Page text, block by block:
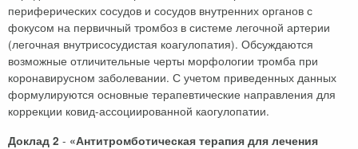
периферических сосудов и сосудов внутренних органов с
фокусом на первичный тромбоз в системе легочной артерии
(легочная внутрисосудистая коагулопатия). Обсуждаются
возможные отличительные черты морфологии тромба при
коронавирусном заболевании. С учетом приведенных данных
формулируются основные терапевтические направления для
коррекции ковид-ассоциированной каогулопатии.
Доклад 2 - «Антитромботическая терапия для лечения